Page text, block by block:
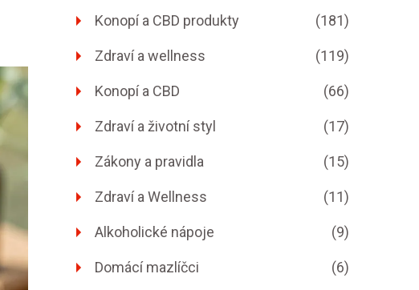
Konopí a CBD produkty (181)
Zdraví a wellness (119)
Konopí a CBD (66)
Zdraví a životní styl (17)
Zákony a pravidla (15)
Zdraví a Wellness (11)
Alkoholické nápoje (9)
Domácí mazlíčci (6)